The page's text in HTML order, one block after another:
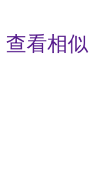
查看相似